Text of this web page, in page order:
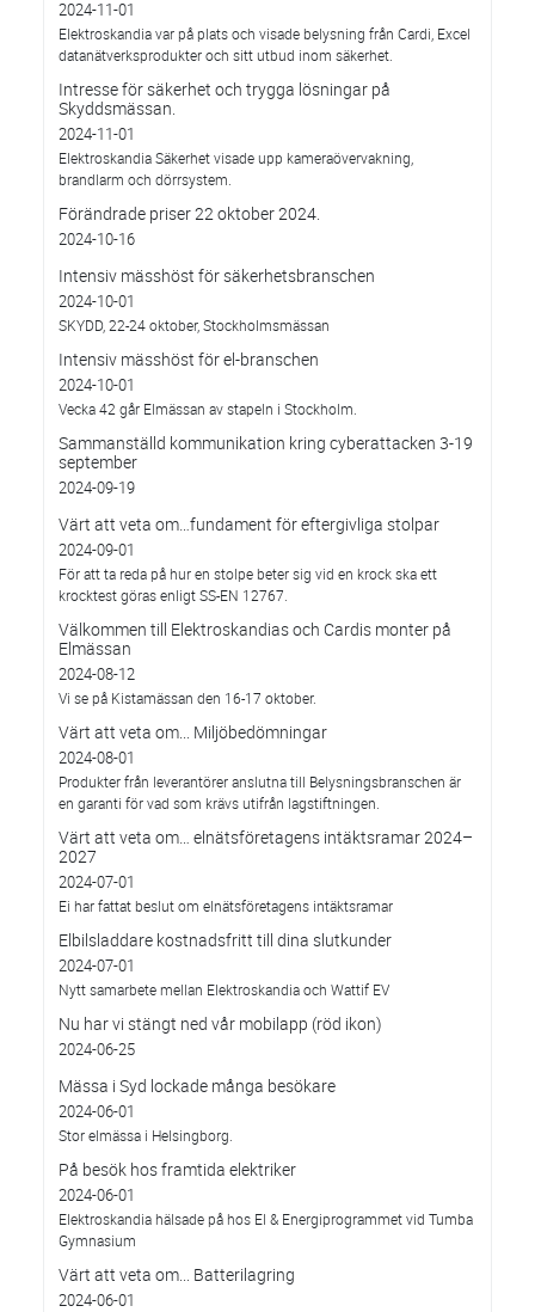
2024-11-01
Elektroskandia var på plats och visade belysning från Cardi, Excel
datanätverksprodukter och sitt utbud inom säkerhet.
Intresse för säkerhet och trygga lösningar på
Skyddsmässan.
2024-11-01
Elektroskandia Säkerhet visade upp kameraövervakning,
brandlarm och dörrsystem.
Förändrade priser 22 oktober 2024.
2024-10-16
Intensiv mässhöst för säkerhetsbranschen
2024-10-01
SKYDD, 22-24 oktober, Stockholmsmässan
Intensiv mässhöst för el-branschen
2024-10-01
Vecka 42 går Elmässan av stapeln i Stockholm.
Sammanställd kommunikation kring cyberattacken 3-19
september
2024-09-19
Värt att veta om…fundament för eftergivliga stolpar
2024-09-01
För att ta reda på hur en stolpe beter sig vid en krock ska ett
krocktest göras enligt SS-EN 12767.
Välkommen till Elektroskandias och Cardis monter på
Elmässan
2024-08-12
Vi se på Kistamässan den 16-17 oktober.
Värt att veta om... Miljöbedömningar
2024-08-01
Produkter från leverantörer anslutna till Belysningsbranschen är
en garanti för vad som krävs utifrån lagstiftningen.
Värt att veta om… elnätsföretagens intäktsramar 2024–
2027
2024-07-01
Ei har fattat beslut om elnätsföretagens intäktsramar
Elbilsladdare kostnadsfritt till dina slutkunder
2024-07-01
Nytt samarbete mellan Elektroskandia och Wattif EV
Nu har vi stängt ned vår mobilapp (röd ikon)
2024-06-25
Mässa i Syd lockade många besökare
2024-06-01
Stor elmässa i Helsingborg.
På besök hos framtida elektriker
2024-06-01
Elektroskandia hälsade på hos El & Energiprogrammet vid Tumba
Gymnasium
Värt att veta om... Batterilagring
2024-06-01